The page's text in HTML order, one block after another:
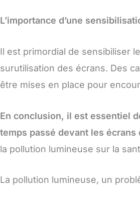
L’importance d’une
Il est primordial de sensibiliser
surutilisation des écrans. Des
être mises en place pour
En conclusion, il est essentiel
temps passé devant les
la pollution lumineuse sur la
La pollution lumineuse, un